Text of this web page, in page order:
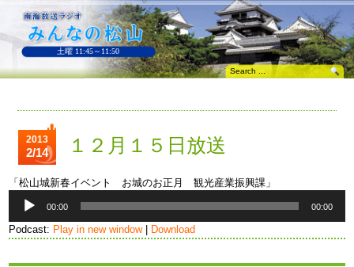
土曜 11:45～11:50
2013
2/14 １２月１５日放送
「松山城新春イベント お城のお正月 観光産業振興課」
プ
レ
00:00 00:00
Podcast: Play in new window| Download